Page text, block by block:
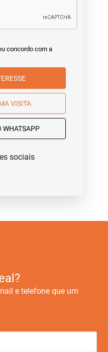
concordo com a
INTERESSE
UMA VISITA
WHATSAPP
sociais
e telefone que um